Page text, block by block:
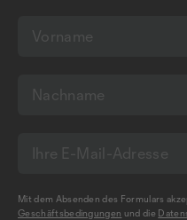
Mit dem Absenden des Formulars
Geschäftsbedingungen und die